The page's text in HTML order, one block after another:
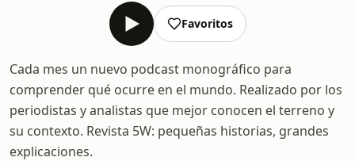
Favoritos
Cada mes un nuevo podcast monográfico para
comprender qué ocurre en el mundo. Realizado por los
periodistas y analistas que mejor conocen el terreno y
su contexto. Revista 5W: pequeñas historias, grandes
explicaciones.